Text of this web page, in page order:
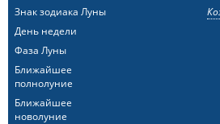
Знак зодиака Луны
День недели
Фаза Луны
Ближайшее
полнолуние
Ближайшее
новолуние